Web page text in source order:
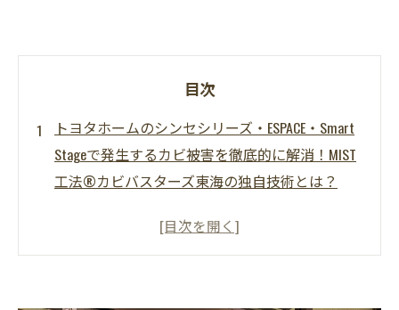
目次
トヨタホームのシンセシリーズ・ESPACE・Smart
Stageで発生するカビ被害を徹底的に解消！MIST
工法®カビバスターズ東海の独自技術とは？
トヨタホームの鉄骨住宅シリーズ